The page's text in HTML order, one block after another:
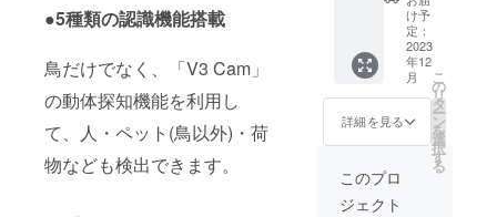
●5種類の認識機能搭載
鳥だけでなく、「V3 Cam」
の動体探知機能を利用し
て、人・ペット(鳥以外)・荷
物なども検出できます。
リース
ピン×3
日本語
取扱説
明書×3
料（日
本国内
限定）
内容
物：
「V3
Cam」
本体 ｘ
3 スタ
ンド×3
充電
ケーブ
け予
定：
2023
年12
月
詳細を見る
こ
の
リ
タ
ー
ン
を
選
択
す
る
このプロ
ジェクト